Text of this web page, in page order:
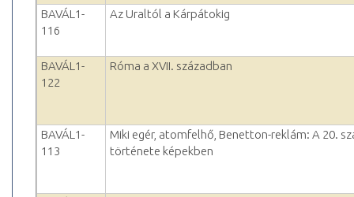
BAVÁL1-
116
Az Uraltól a Kárpátokig
BAVÁL1-
122
Róma a XVII. században
BAVÁL1-
113
Miki egér, atomfelhő, Benetton-reklám: A 20.
története képekben